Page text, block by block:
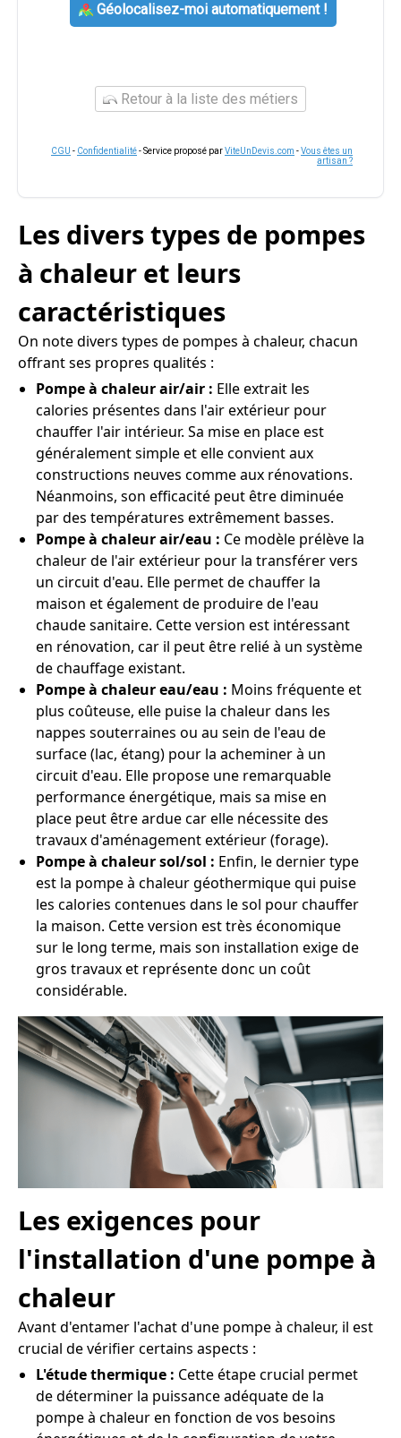
Géolocalisez-moi automatiquement !
Retour à la liste des métiers
CGU - Confidentialité- Service proposé parViteUnDevis.com -Vous êtes un
artisan ?
Les divers types de pompes
à chaleur et leurs
caractéristiques
On note divers types de pompes à chaleur, chacun
offrant ses propres qualités :
Pompe à chaleur air/air : Elle extrait les
calories présentes dans l'air extérieur pour
chauffer l'air intérieur. Sa mise en place est
généralement simple et elle convient aux
constructions neuves comme aux rénovations.
Néanmoins, son efficacité peut être diminuée
par des températures extrêmement basses.
Pompe à chaleur air/eau : Ce modèle prélève la
chaleur de l'air extérieur pour la transférer vers
un circuit d'eau. Elle permet de chauffer la
maison et également de produire de l'eau
chaude sanitaire. Cette version est intéressant
en rénovation, car il peut être relié à un système
de chauffage existant.
Pompe à chaleur eau/eau : Moins fréquente et
plus coûteuse, elle puise la chaleur dans les
nappes souterraines ou au sein de l'eau de
surface (lac, étang) pour la acheminer à un
circuit d'eau. Elle propose une remarquable
performance énergétique, mais sa mise en
place peut être ardue car elle nécessite des
travaux d'aménagement extérieur (forage).
Pompe à chaleur sol/sol : Enfin, le dernier type
est la pompe à chaleur géothermique qui puise
les calories contenues dans le sol pour chauffer
la maison. Cette version est très économique
sur le long terme, mais son installation exige de
gros travaux et représente donc un coût
considérable.
Les exigences pour
l'installation d'une pompe à
chaleur
Avant d'entamer l'achat d'une pompe à chaleur, il est
crucial de vérifier certains aspects :
L'étude thermique : Cette étape crucial permet
de déterminer la puissance adéquate de la
pompe à chaleur en fonction de vos besoins